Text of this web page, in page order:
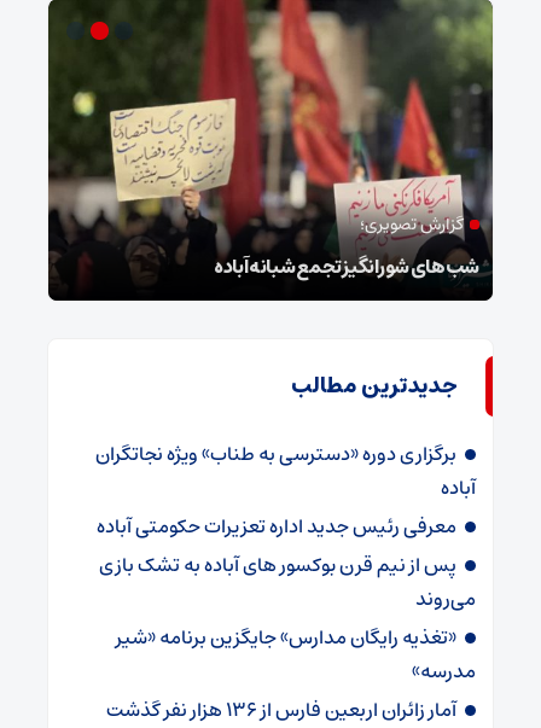
گزارش تصویری؛
شب‌های شورانگیز تجمع شبانه آباده
جدیدترین مطالب
برگزاری دوره «دسترسی به طناب» ویژه نجاتگران
آباده
معرفی رئیس جدید اداره تعزیرات حکومتی آباده
پس از نیم قرن بوکسور های آباده به تشک بازی
می‌روند
«تغذیه رایگان مدارس» جایگزین برنامه «شیر
مدرسه»
آمار زائران اربعین فارس از ۱۳۶ هزار نفر گذشت